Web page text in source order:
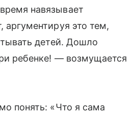
навязывает
аргументируя это тем,
детей. Дошло
ребенке! — возмущается
понять: «Что я сама